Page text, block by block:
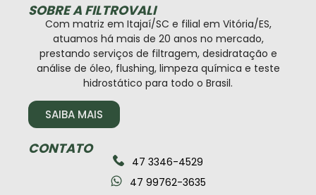
SOBRE A FILTROVALI
Com matriz em Itajaí/SC e filial em Vitória/ES,
atuamos há mais de 20 anos no mercado,
prestando serviços de filtragem, desidratação e
análise de óleo, flushing, limpeza química e teste
hidrostático para todo o Brasil.
SAIBA MAIS
CONTATO
47 3346-4529
47 99762-3635